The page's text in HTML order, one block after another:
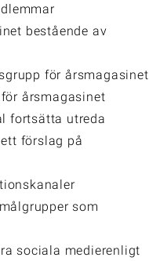
bestående av
förårsmagasinet
årsmagasinet
fortsätta utreda
förslag på
som
sociala medierenligt